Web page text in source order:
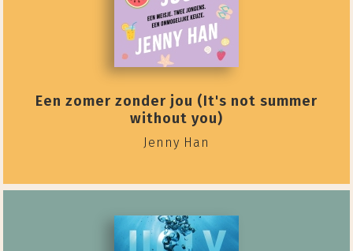
Een zomer zonder jou (It's not summer
without you)
Jenny Han